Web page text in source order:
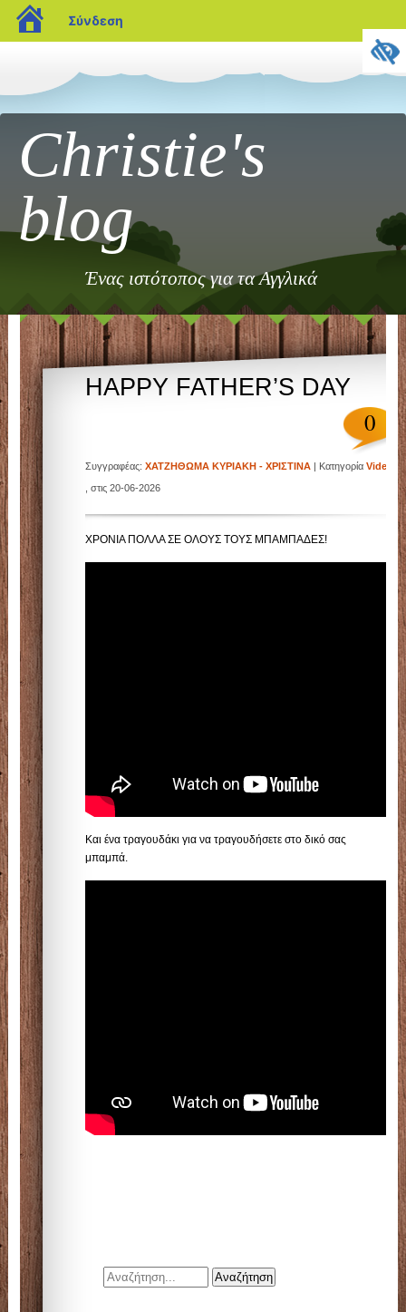
blogs.sch.gr
Σύνδεση
Christie's
blog
Ένας ιστότοπος για τα Αγγλικά
HAPPY FATHER’S DAY
0
Συγγραφέας:ΧΑΤΖΗΘΩΜΑ ΚΥΡΙΑΚΗ - ΧΡΙΣΤΙΝΑ | ΚατηγορίαVideos|
, στις 20-06-2026
ΧΡΟΝΙΑ ΠΟΛΛΑ ΣΕ ΟΛΟΥΣ ΤΟΥΣ ΜΠΑΜΠΑΔΕΣ!
Και ένα τραγουδάκι για να τραγουδήσετε στο δικό σας
μπαμπά.